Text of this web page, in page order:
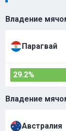
Владение
Парагвай
29.2%
Владение
Австралия